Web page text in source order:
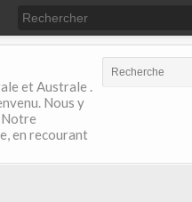
et Australe .
Nous y
Notre
en recourant